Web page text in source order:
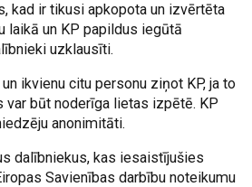
kad ir tikusi apkopota un izvērtēta
laikā un KP papildus iegūtā
uzklausīti.
ikvienu citu personu ziņot KP, ja to
var būt noderīga lietas izpētē. KP
anonimitāti.
dalībniekus, kas iesaistījušies
Savienības darbību noteikumu